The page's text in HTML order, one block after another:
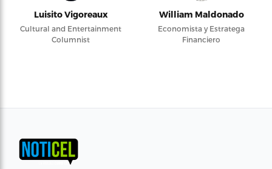
Luisito Vigoreaux
Cultural and Entertainment
Columnist
William Maldonado
Economista y Estratega
Financiero